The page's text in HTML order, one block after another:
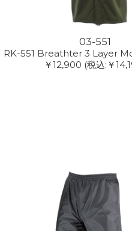
03-551
RK-551 Breathter 3 Layer
￥12,900 (税込:￥